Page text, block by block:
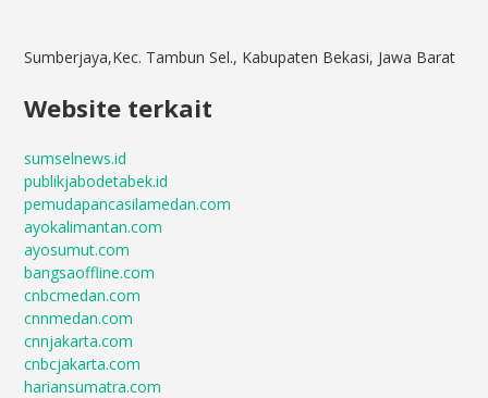
Sumberjaya,Kec. Tambun Sel., Kabupaten Bekasi, Jawa Barat
Website terkait
sumselnews.id
publikjabodetabek.id
pemudapancasilamedan.com
ayokalimantan.com
ayosumut.com
bangsaoffline.com
cnbcmedan.com
cnnmedan.com
cnnjakarta.com
cnbcjakarta.com
hariansumatra.com